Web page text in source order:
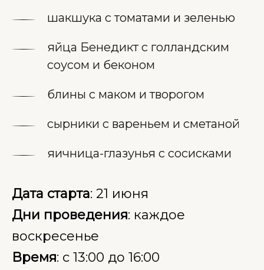
шакшука с томатами и зеленью
яйца Бенедикт с голландским
соусом и беконом
блины с маком и творогом
сырники с вареньем и сметаной
яичница-глазунья с сосисками
Дата старта: 21 июня
Дни проведения: каждое
воскресенье
Время: с 13:00 до 16:00